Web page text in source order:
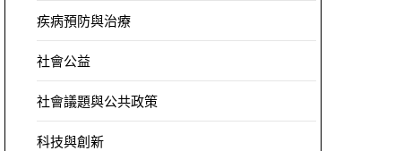
疾病預防與治療
社會公益
社會議題與公共政策
科技與創新